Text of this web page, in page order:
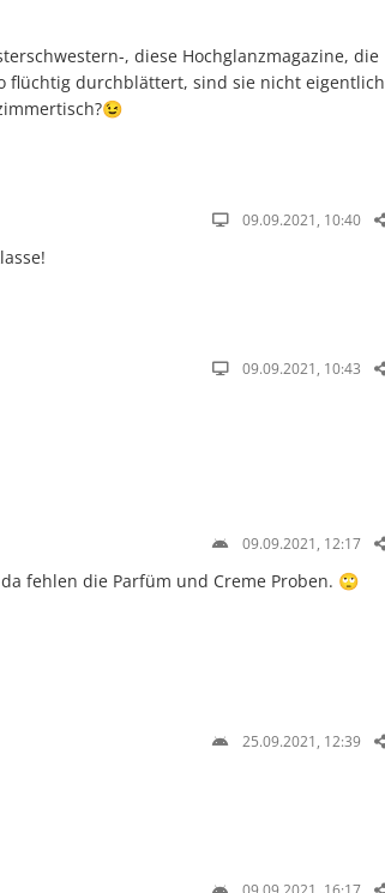
, diese Hochglanzmagazine, die
flüchtig durchblättert, sind sie nicht eigentlich
09.09.2021, 10:40
09.09.2021, 10:43
09.09.2021, 12:17
fehlen die Parfüm und Creme Proben. 🙄
25.09.2021, 12:39